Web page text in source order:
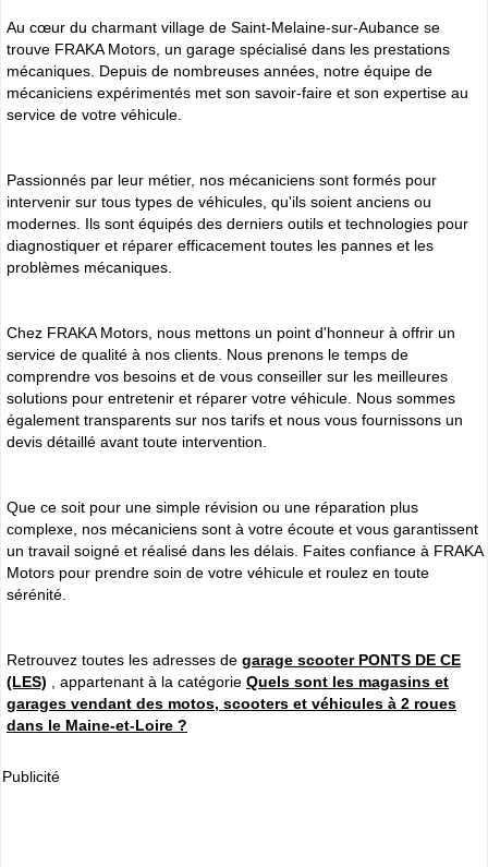
Au cœur du charmant village de Saint-Melaine-sur-Aubance se
trouve FRAKA Motors, un garage spécialisé dans les prestations
mécaniques. Depuis de nombreuses années, notre équipe de
mécaniciens expérimentés met son savoir-faire et son expertise au
service de votre véhicule.
Passionnés par leur métier, nos mécaniciens sont formés pour
intervenir sur tous types de véhicules, qu'ils soient anciens ou
modernes. Ils sont équipés des derniers outils et technologies pour
diagnostiquer et réparer efficacement toutes les pannes et les
problèmes mécaniques.
Chez FRAKA Motors, nous mettons un point d'honneur à offrir un
service de qualité à nos clients. Nous prenons le temps de
comprendre vos besoins et de vous conseiller sur les meilleures
solutions pour entretenir et réparer votre véhicule. Nous sommes
également transparents sur nos tarifs et nous vous fournissons un
devis détaillé avant toute intervention.
Que ce soit pour une simple révision ou une réparation plus
complexe, nos mécaniciens sont à votre écoute et vous garantissent
un travail soigné et réalisé dans les délais. Faites confiance à FRAKA
Motors pour prendre soin de votre véhicule et roulez en toute
sérénité.
Retrouvez toutes les adresses de garage scooter PONTS DE CE
(LES) , appartenant à la catégorie Quels sont les magasins et
garages vendant des motos, scooters et véhicules à 2 roues
dans le Maine-et-Loire ?
Publicité